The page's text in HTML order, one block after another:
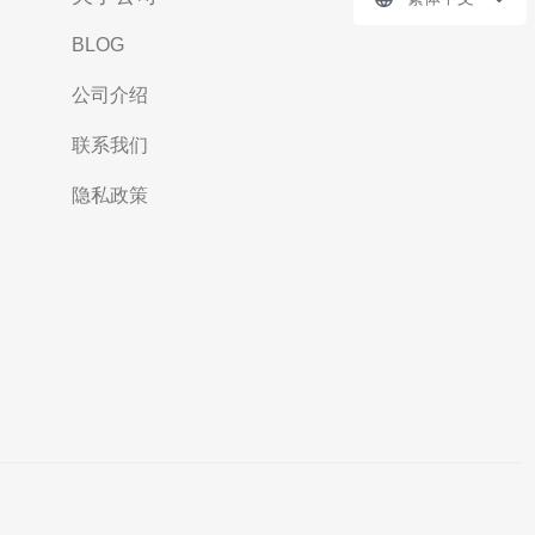
BLOG
公司介绍
联系我们
隐私政策